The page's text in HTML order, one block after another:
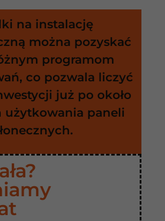
na instalację
można pozyskać
programom
co pozwala liczyć
już po około
użytkowania paneli